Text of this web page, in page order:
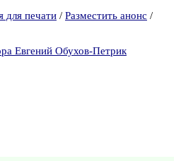
для печати / Разместить анонс /
Евгений Обухов-Петрик